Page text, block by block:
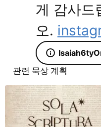
게 감사드
오.
관련 묵상 계획